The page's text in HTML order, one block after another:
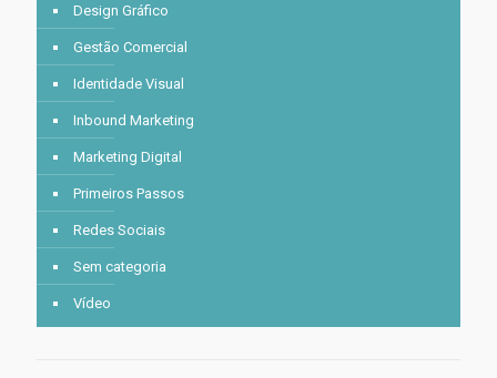
Design Gráfico
Gestão Comercial
Identidade Visual
Inbound Marketing
Marketing Digital
Primeiros Passos
Redes Sociais
Sem categoria
Vídeo